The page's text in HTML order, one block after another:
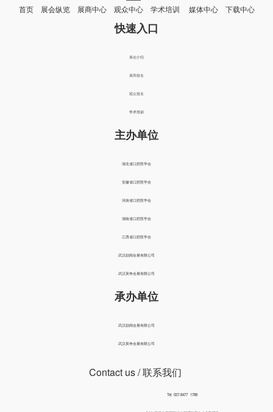
首页 展会纵览 展商中心 观众中心 学术培训 媒体中心 下载中心
快速入口
展会介绍
展商报名
观众报名
学术培训
主办单位
湖北省口腔医学会
安徽省口腔医学会
河南省口腔医学会
湖南省口腔医学会
江西省口腔医学会
武汉励闻会展有限公司
武汉英奇会展有限公司
承办单位
武汉励闻会展有限公司
武汉英奇会展有限公司
Contact us/ 联系我们
Tel: 027-8477 1788